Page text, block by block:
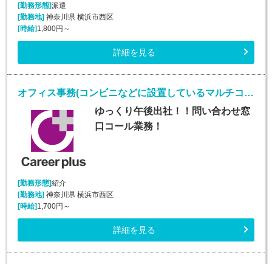
[勤務形態]派遣
[勤務地]神奈川県 横浜市西区
[時給]1,800円～
詳細を見る
オフィス事務(コンビニなどに設置しているマルチコピー機に関するバック事務)
ゆっくり午後出社！！問い合わせ窓
口コール業務！
[勤務形態]紹介
[勤務地]神奈川県 横浜市西区
[時給]1,700円～
詳細を見る